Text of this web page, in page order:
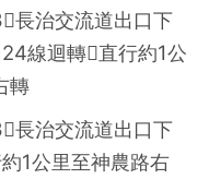
長治交流道出口下
線迴轉直行約1公
轉
長治交流道出口下
1公里至神農路右